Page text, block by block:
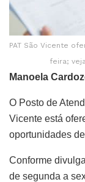
PAT São Vicente
feira;
Manoela
O Posto de
Vicente está
oportunidades
Conforme
de segunda a